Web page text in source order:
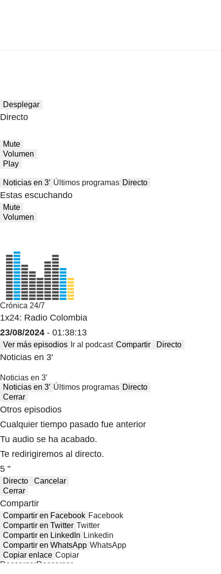
Desplegar
Directo
Mute
Volumen
Play
Noticias en 3′ Últimos programas Directo
Estas escuchando
Mute
Volumen
Crónica 24/7
1x24: Radio Colombia
23/08/2024 - 01:38:13
Ver más episodios Ir al podcast Compartir Directo
Noticias en 3′
Noticias en 3′
Noticias en 3′ Últimos programas Directo
Cerrar
Otros episodios
Cualquier tiempo pasado fue anterior
Tu audio se ha acabado.
Te redirigiremos al directo.
5 "
Directo
Cancelar
Cerrar
Compartir
Compartir en Facebook Facebook
Compartir en Twitter Twitter
Compartir en LinkedIn Linkedin
Compartir en WhatsApp WhatsApp
Copiar enlace Copiar
DescargarDescargar